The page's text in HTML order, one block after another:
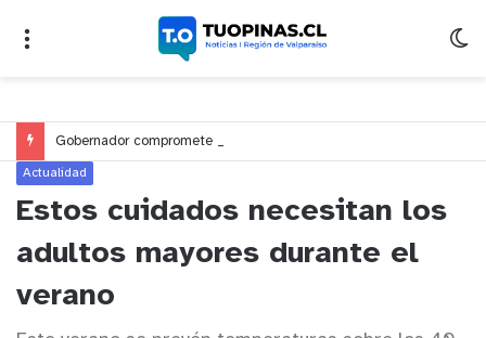
Actualidad
Estos cuidados necesitan los
adultos mayores durante el
verano